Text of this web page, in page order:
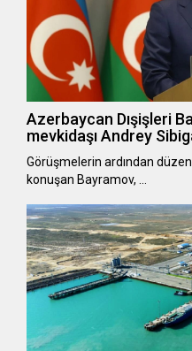
Azerbaycan Dışişleri
mevkidaşı Andrey
Görüşmelerin ardından
konuşan Bayramov, …